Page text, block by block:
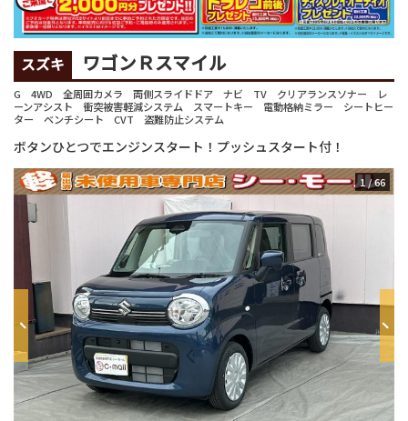
スズキ ワゴンＲスマイル
G 4WD 全周囲カメラ 両側スライドドア ナビ TV クリアランスソナー レ
ーンアシスト 衝突被害軽減システム スマートキー 電動格納ミラー シートヒー
ター ベンチシート CVT 盗難防止システム
ボタンひとつでエンジンスタート！プッシュスタート付！
1 /66